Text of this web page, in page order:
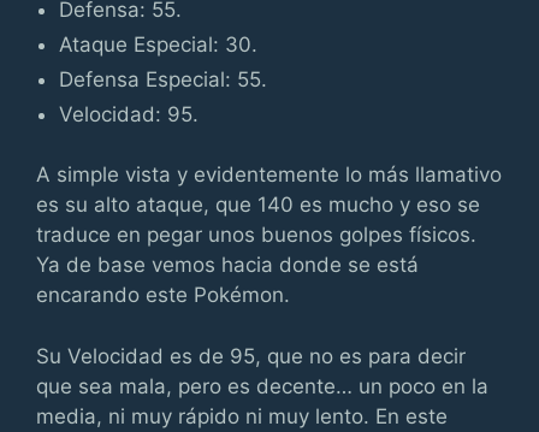
Defensa: 55.
Ataque Especial: 30.
Defensa Especial: 55.
Velocidad: 95.
A simple vista y evidentemente lo más llamativo
es su alto ataque, que 140 es mucho y eso se
traduce en pegar unos buenos golpes físicos.
Ya de base vemos hacia donde se está
encarando este Pokémon.
Su Velocidad es de 95, que no es para decir
que sea mala, pero es decente… un poco en la
media, ni muy rápido ni muy lento. En este